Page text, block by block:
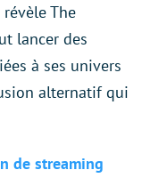
The
lancer des
à ses univers
alternatif qui
de streaming